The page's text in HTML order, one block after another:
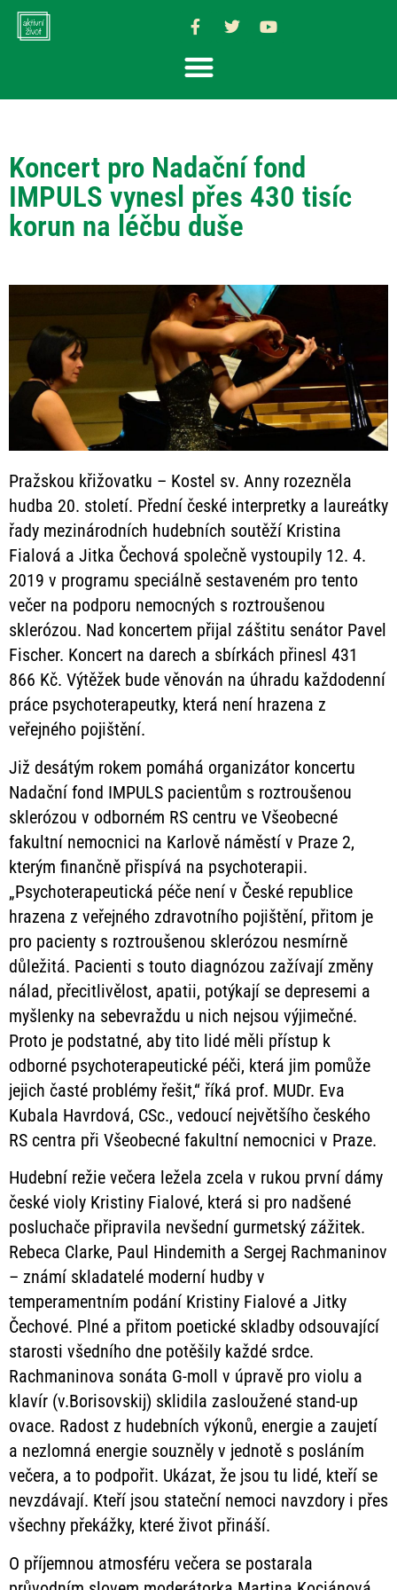
Koncert pro Nadační fond
IMPULS vynesl přes 430 tisíc
korun na léčbu duše
Pražskou křižovatku – Kostel sv. Anny rozezněla
hudba 20. století. Přední české interpretky a laureátky
řady mezinárodních hudebních soutěží Kristina
Fialová a Jitka Čechová společně vystoupily 12. 4.
2019 v programu speciálně sestaveném pro tento
večer na podporu nemocných s roztroušenou
sklerózou. Nad koncertem přijal záštitu senátor Pavel
Fischer. Koncert na darech a sbírkách přinesl 431
866 Kč. Výtěžek bude věnován na úhradu každodenní
práce psychoterapeutky, která není hrazena z
veřejného pojištění.
Již desátým rokem pomáhá organizátor koncertu
Nadační fond IMPULS pacientům s roztroušenou
sklerózou v odborném RS centru ve Všeobecné
fakultní nemocnici na Karlově náměstí v Praze 2,
kterým finančně přispívá na psychoterapii.
„Psychoterapeutická péče není v České republice
hrazena z veřejného zdravotního pojištění, přitom je
pro pacienty s roztroušenou sklerózou nesmírně
důležitá. Pacienti s touto diagnózou zažívají změny
nálad, přecitlivělost, apatii, potýkají se depresemi a
myšlenky na sebevraždu u nich nejsou výjimečné.
Proto je podstatné, aby tito lidé měli přístup k
odborné psychoterapeutické péči, která jim pomůže
jejich časté problémy řešit,“ říká prof. MUDr. Eva
Kubala Havrdová, CSc., vedoucí největšího českého
RS centra při Všeobecné fakultní nemocnici v Praze.
Hudební režie večera ležela zcela v rukou první dámy
české violy Kristiny Fialové, která si pro nadšené
posluchače připravila nevšední gurmetský zážitek.
Rebeca Clarke, Paul Hindemith a Sergej Rachmaninov
– známí skladatelé moderní hudby v
temperamentním podání Kristiny Fialové a Jitky
Čechové. Plné a přitom poetické skladby odsouvající
starosti všedního dne potěšily každé srdce.
Rachmaninova sonáta G-moll v úpravě pro violu a
klavír (v.Borisovskij) sklidila zasloužené stand-up
ovace. Radost z hudebních výkonů, energie a zaujetí
a nezlomná energie souzněly v jednotě s posláním
večera, a to podpořit. Ukázat, že jsou tu lidé, kteří se
nevzdávají. Kteří jsou stateční nemoci navzdory i přes
všechny překážky, které život přináší.
O příjemnou atmosféru večera se postarala